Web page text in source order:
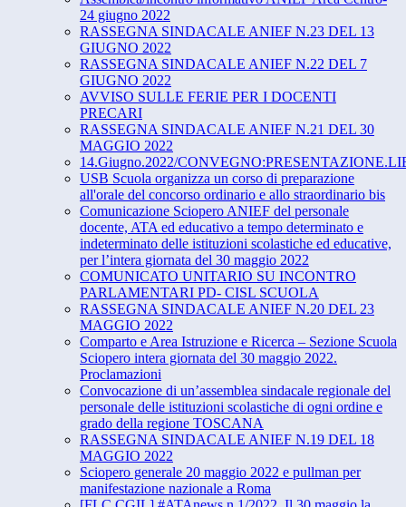
24 giugno 2022
RASSEGNA SINDACALE ANIEF N.23 DEL 13
GIUGNO 2022
RASSEGNA SINDACALE ANIEF N.22 DEL 7
GIUGNO 2022
AVVISO SULLE FERIE PER I DOCENTI
PRECARI
RASSEGNA SINDACALE ANIEF N.21 DEL 30
MAGGIO 2022
14.Giugno.2022/
USB Scuola organizza un corso di preparazione
all'orale del concorso ordinario e allo straordinario bis
Comunicazione Sciopero ANIEF del personale
docente, ATA ed educativo a tempo determinato e
indeterminato delle istituzioni scolastiche ed educative,
per l’intera giornata del 30 maggio 2022
COMUNICATO UNITARIO SU INCONTRO
PARLAMENTARI PD- CISL SCUOLA
RASSEGNA SINDACALE ANIEF N.20 DEL 23
MAGGIO 2022
Comparto e Area Istruzione e Ricerca – Sezione Scuola
Sciopero intera giornata del 30 maggio 2022.
Proclamazioni
Convocazione di un’assemblea sindacale regionale del
personale delle istituzioni scolastiche di ogni ordine e
grado della regione TOSCANA
RASSEGNA SINDACALE ANIEF N.19 DEL 18
MAGGIO 2022
Sciopero generale 20 maggio 2022 e pullman per
manifestazione nazionale a Roma